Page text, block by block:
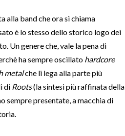
alla band che ora si chiama
è lo stesso dello storico logo dei
Un genere che, vale la pena di
ha sempre oscillato hardcore
metalche li lega alla parte più
di Roots(la sintesi più raffinata della
sempre presentate, a macchia di